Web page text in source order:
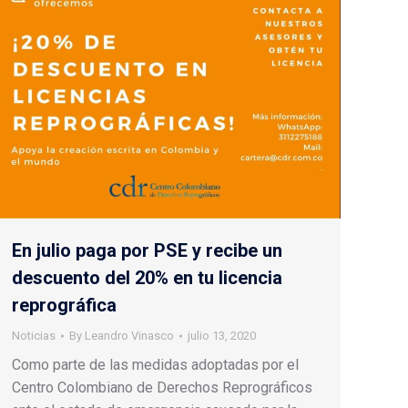
En julio paga por PSE y recibe un
descuento del 20% en tu licencia
reprográfica
Noticias By Leandro Vinasco julio 13, 2020
Como parte de las medidas adoptadas por el
Centro Colombiano de Derechos Reprográficos